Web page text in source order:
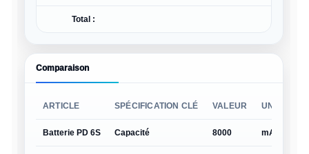
Total :
Comparaison
ARTICLE SPÉCIFICATION CLÉ VALEUR UNITÉ
Batterie PD 6S Capacité 8000 mAh